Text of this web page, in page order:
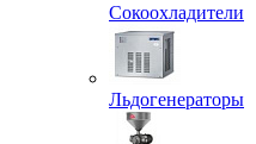
Сокоохладители
Льдогенераторы